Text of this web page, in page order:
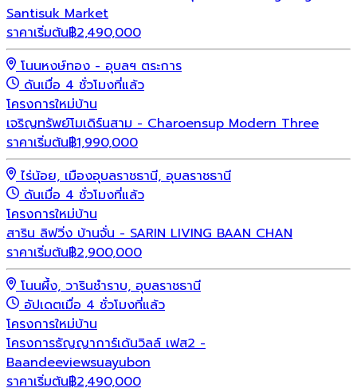
Santisuk Market
ราคาเริ่มต้น฿2,490,000
โนนหงษ์ทอง - อุบลฯ ตระการ
ดันเมื่อ 4 ชั่วโมงที่แล้ว
โครงการใหม่บ้าน
เจริญทรัพย์โมเดิร์นสาม - Charoensup Modern Three
ราคาเริ่มต้น฿1,990,000
ไร่น้อย, เมืองอุบลราชธานี, อุบลราชธานี
ดันเมื่อ 4 ชั่วโมงที่แล้ว
โครงการใหม่บ้าน
สาริน ลิฟวิ่ง บ้านจั่น - SARIN LIVING BAAN CHAN
ราคาเริ่มต้น฿2,900,000
โนนผึ้ง, วารินชำราบ, อุบลราชธานี
อัปเดตเมื่อ 4 ชั่วโมงที่แล้ว
โครงการใหม่บ้าน
โครงการธัญญาการ์เด้นวิลล์ เฟส2 -
Baandeeviewsuayubon
ราคาเริ่มต้น฿2,490,000